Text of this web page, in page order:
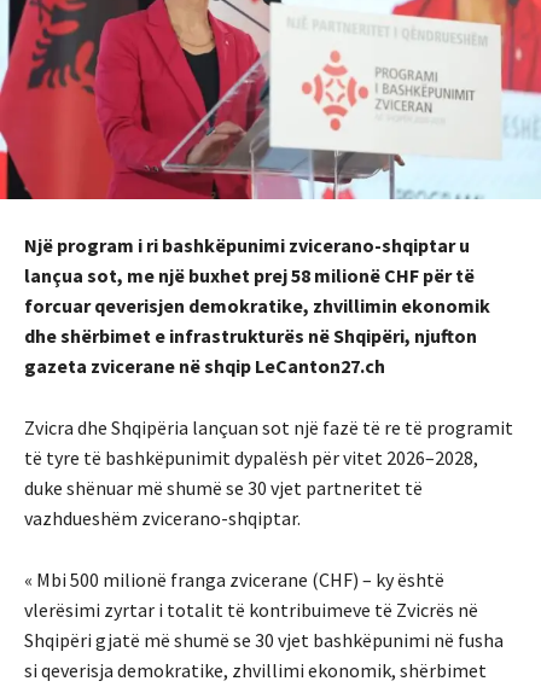
Një program i ri bashkëpunimi zvicerano-shqiptar u
lançua sot, me një buxhet prej 58 milionë CHF për të
forcuar qeverisjen demokratike, zhvillimin ekonomik
dhe shërbimet e infrastrukturës në Shqipëri, njufton
gazeta zvicerane në shqip LeCanton27.ch
Zvicra dhe Shqipëria lançuan sot një fazë të re të programit
të tyre të bashkëpunimit dypalësh për vitet 2026–2028,
duke shënuar më shumë se 30 vjet partneritet të
vazhdueshëm zvicerano-shqiptar.
« Mbi 500 milionë franga zvicerane (CHF) – ky është
vlerësimi zyrtar i totalit të kontribuimeve të Zvicrës në
Shqipëri gjatë më shumë se 30 vjet bashkëpunimi në fusha
si qeverisja demokratike, zhvillimi ekonomik, shërbimet